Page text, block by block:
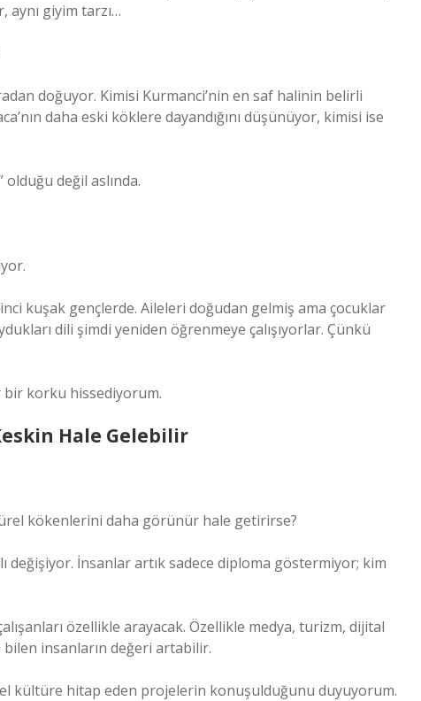
aynı giyim tarzı…
doğuyor. Kimisi Kurmanci’nin en saf halinin belirli
daha eski köklere dayandığını düşünüyor, kimisi ise
değil aslında.
kuşak gençlerde. Aileleri doğudan gelmiş ama çocuklar
dili şimdi yeniden öğrenmeye çalışıyorlar. Çünkü
korku hissediyorum.
Hale Gelebilir
kökenlerini daha görünür hale getirirse?
değişiyor. İnsanlar artık sadece diploma göstermiyor; kim
özellikle arayacak. Özellikle medya, turizm, dijital
insanların değeri artabilir.
kültüre hitap eden projelerin konuşulduğunu duyuyorum.